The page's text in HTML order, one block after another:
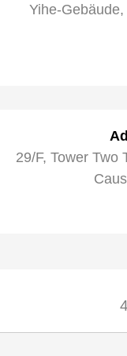
Yihe-
29/F, Tower Two